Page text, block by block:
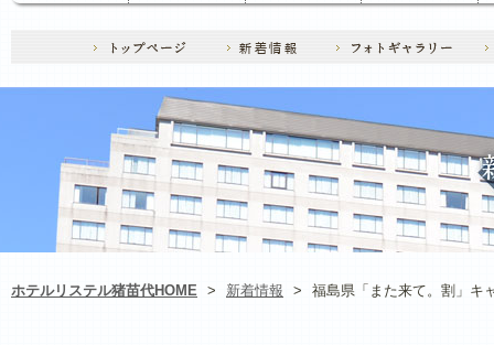
ホテルリステル猪苗代HOME > 新着情報 > 福島県「また来て。割」